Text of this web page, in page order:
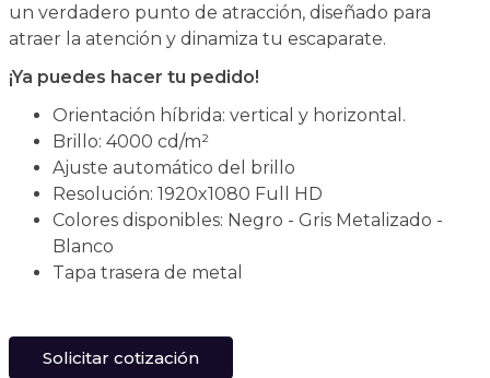
un verdadero punto de atracción, diseñado para
atraer la atención y dinamiza tu escaparate.
¡Ya puedes hacer tu pedido!
Orientación híbrida: vertical y horizontal.
Brillo: 4000 cd/m²
Ajuste automático del brillo
Resolución: 1920x1080 Full HD
Colores disponibles: Negro - Gris Metalizado -
Blanco
Tapa trasera de metal
Solicitar cotización